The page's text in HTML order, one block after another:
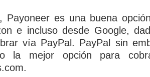
Payoneer es una buena
e incluso desde Google,
vía PayPal. PayPal sin
la mejor opción para